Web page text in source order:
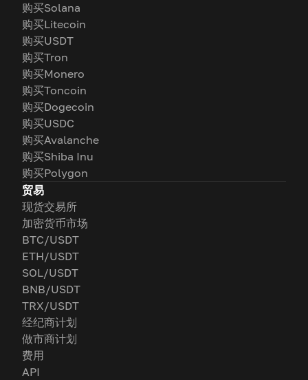
购买Solana
购买Litecoin
购买USDT
购买Tron
购买Monero
购买Toncoin
购买Dogecoin
购买USDC
购买Avalanche
购买Shiba Inu
购买Polygon
贸易
现货交易所
加密货币市场
BTC/USDT
ETH/USDT
SOL/USDT
BNB/USDT
TRX/USDT
经纪商计划
做市商计划
费用
API